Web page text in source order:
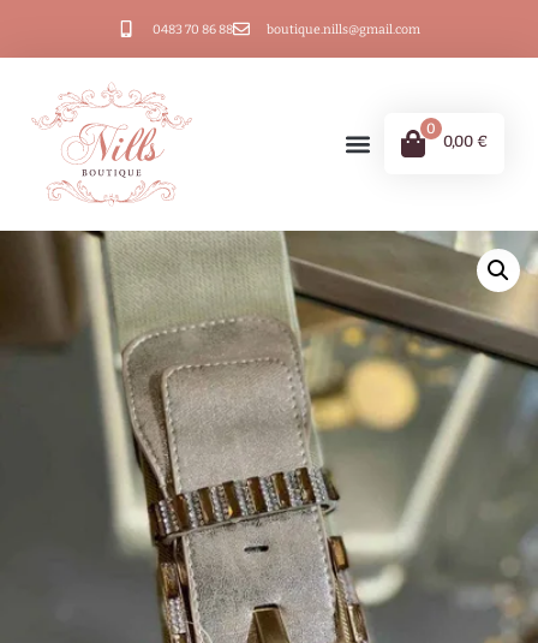
0483 70 86 88 boutique.nills@gmail.com
0
0,00 €